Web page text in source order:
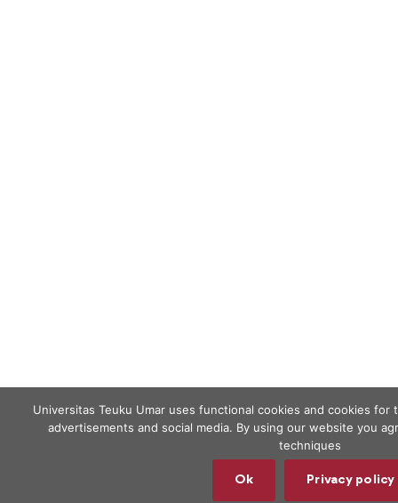
Universitas Teuku Umar uses functional cookies and cookies
advertisements and social media. By using our website you
techniques
Ok Privacy policy